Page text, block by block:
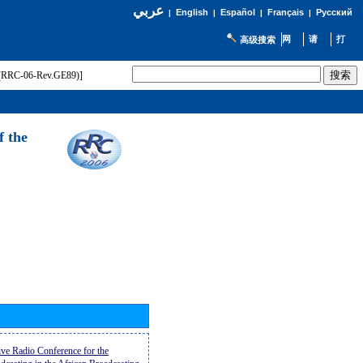
عربي| English | Español | Français| Русский
高级搜索
06-Rev.GE89)]
the
Radio Conference for the